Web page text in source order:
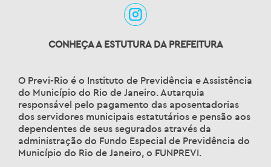
CONHEÇA A ESTUTURA DA PREFEITURA
O Previ-Rio é o Instituto de Previdência e Assistência
do Município do Rio de Janeiro. Autarquia
responsável pelo pagamento das aposentadorias
dos servidores municipais estatutários e pensão aos
dependentes de seus segurados através da
administração do Fundo Especial de Previdência do
Município do Rio de Janeiro, o FUNPREVI.